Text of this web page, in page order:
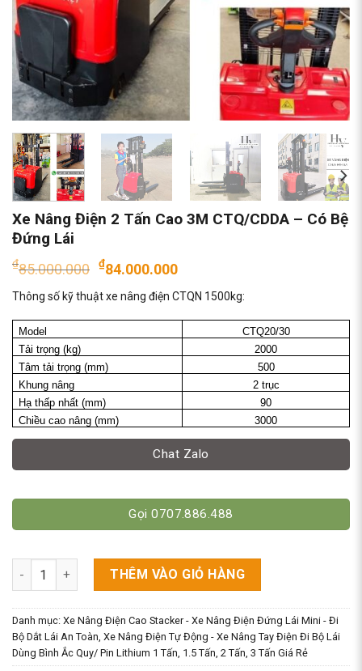
Xe Nâng Điện 2 Tấn Cao 3M CTQ/CDDA – Có Bệ
Đứng Lái
₫85.000.000 Giá
gốc
là:
₫85.000.000.
₫84.000.000Giá
hiện
tại
là:
₫84.000.000.
Thông số kỹ thuật xe nâng điện CTQN 1500kg:
Model
CTQ20/30
Tải trọng (kg)
2000
Tâm tải trọng (mm)
500
Khung nâng
2 trục
Hạ thấp nhất (mm)
90
Chiều cao nâng (mm)
3000
Chat Zalo
Gọi 0707.886.488
Xe Nâng Điện 2 Tấn Cao 3M CTQ/CDDA - Có Bệ Đứng Lái số
THÊM VÀO GIỎ HÀNG
Danh mục: Xe Nâng Điện Cao Stacker - Xe Nâng Điện Đứng Lái Mini - Đi
Bộ Dắt Lái An Toàn, Xe Nâng Điện Tự Động - Xe Nâng Tay Điện Đi Bộ Lái
Dùng Bình Ắc Quy/ Pin Lithium 1 Tấn, 1.5 Tấn, 2 Tấn, 3 Tấn Giá Rẻ